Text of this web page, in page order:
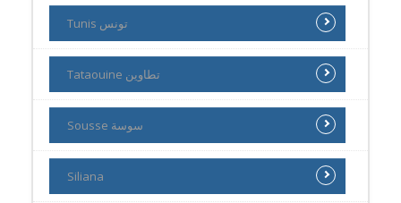
Tunis تونس
Tataouine تطاوين
Sousse سوسة
Siliana